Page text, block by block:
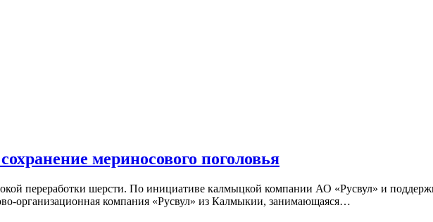
мериносового поголовья
переработки шерсти. По инициативе калмыцкой компании АО «Русвул» и
организационная компания «Русвул» из Калмыкии, занимающаяся…